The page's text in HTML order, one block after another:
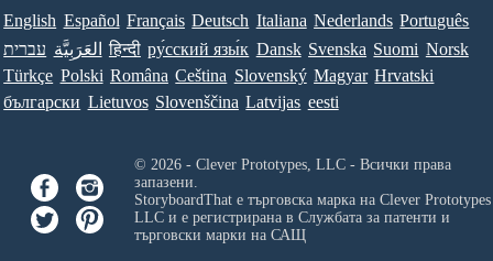
English Español Français Deutsch Italiana Nederlands Português
עברית العَرَبِيَّة हिन्दी ру́сский язы́к Dansk Svenska Suomi Norsk
Türkçe Polski Româna Ceština Slovenský Magyar Hrvatski
български Lietuvos Slovenščina Latvijas eesti
© 2026 - Clever Prototypes, LLC - Всички права
запазени.
StoryboardThat е търговска марка на Clever
LLCи е регистрирана в Службата за патенти и
търговски марки на САЩ